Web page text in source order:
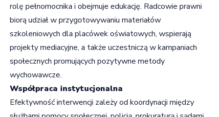
rolę pełnomocnika i obejmuje edukację. Radcowie prawni
biorą udział w przygotowywaniu materiałów
szkoleniowych dla placówek oświatowych, wspierają
projekty mediacyjne, a także uczestniczą w kampaniach
społecznych promujących pozytywne metody
wychowawcze.
Współpraca instytucjonalna
Efektywność interwencji zależy od koordynacji między